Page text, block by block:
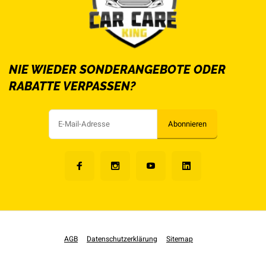
NIE WIEDER SONDERANGEBOTE ODER
RABATTE VERPASSEN?
Abonnieren
AGB Datenschutzerklärung Sitemap